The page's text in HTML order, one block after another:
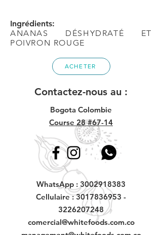
Ingrédients:
ANANAS DÉSHYDRATÉ ET
POIVRON ROUGE
ACHETER
Contactez-nous au :
WhatsApp : 3002918383
Cellulaire :3017836953 -
3226207248
comercial@whitefoods.com.co
Bogota Colombie
Course 28 #67-14